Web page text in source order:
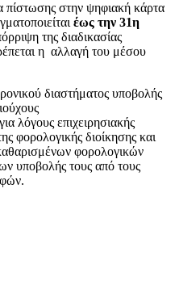
πίστωσης στην ψηφιακή κάρτα
έως την 31η
της διαδικασίας
η αλλαγή του μέσου
διαστήματος υποβολής
λόγους επιχειρησιακής
φορολογικής διοίκησης και
φορολογικών
υποβολής τους από τους